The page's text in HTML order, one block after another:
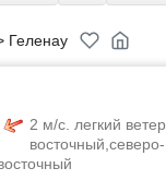
Геленау
2 м/с. легкий
восточный,северо-